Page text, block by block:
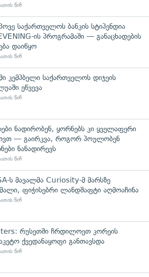
წინ
საქართველოს ბანკის სტიპენდია
ის პროგრამაში — განაცხადების
დაიწყო
წინ
კემპბელი საქართველოს დიჯეის
ეწვევა
წინ
ნადირობენ, ყორნებს კი ყველაფერი
— გაირკვა, როგორ პოულობენ
ნანადირევს
წინ
ს მავალმა Curiosity-მ მარსზე
ფიჭისებრი ლანდშაფტი აღმოაჩინა
წინ
რუსეთში ჩრდილოეთ კორეის
ქვედანაყოფი განთავსდა
წინ